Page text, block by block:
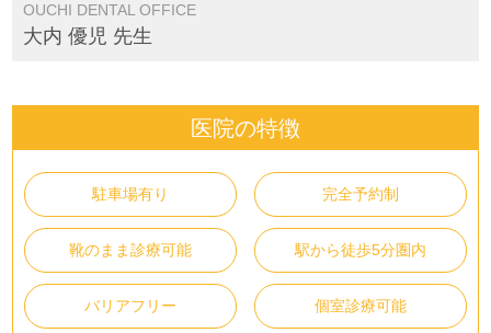
OUCHI DENTAL OFFICE
大内 優児 先生
医院の特徴
駐車場有り 完全予約制
靴のまま診療可能 駅から徒歩5分圏内
バリアフリー 個室診療可能